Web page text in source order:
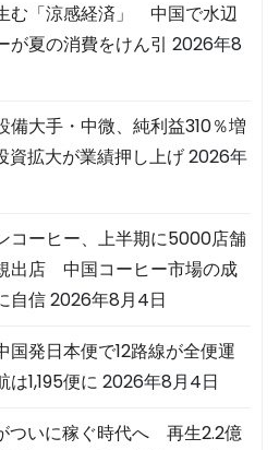
む「涼感経済」 中国で水辺
が夏の消費をけん引 2026年8
備大手・中微、純利益310％増
拡大が業績押し上げ2026年
コーヒー、上半期に5000店舗
出店 中国コーヒー市場の成
自信2026年8月4日
国発日本便で12路線が全便運
は1,195便に 2026年8月4日
ついに稼ぐ時代へ 再生2.2億